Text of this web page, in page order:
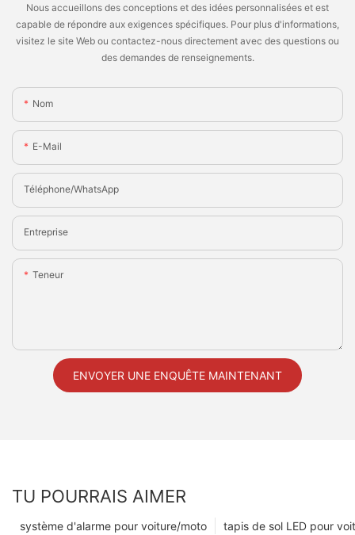
Nous accueillons des conceptions et des idées personnalisées et est
capable de répondre aux exigences spécifiques. Pour plus d'informations,
visitez le site Web ou contactez-nous directement avec des questions ou
des demandes de renseignements.
Nom
E-Mail
Téléphone/WhatsApp
Entreprise
Teneur
ENVOYER UNE ENQUÊTE MAINTENANT
TU POURRAIS AIMER
tapis de sol LED pour
système d'alarme pour voiture/moto